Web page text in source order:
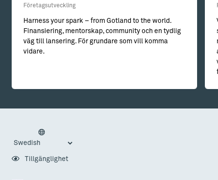
Företagsutveckling
Harness your spark – from Gotland to the world.
Finansiering, mentorskap, community och en tydlig
väg till lansering. För grundare som vill komma
vidare.
Tillgänglighet